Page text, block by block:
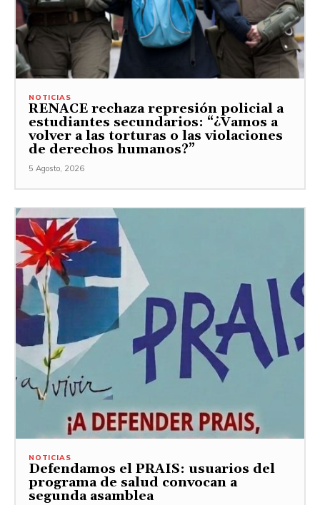
NOTICIAS
RENACE rechaza represión policial a
estudiantes secundarios: “¿Vamos a
volver a las torturas o las violaciones
de derechos humanos?”
5 Agosto, 2026
NOTICIAS
Defendamos el PRAIS: usuarios del
programa de salud convocan a
segunda asamblea